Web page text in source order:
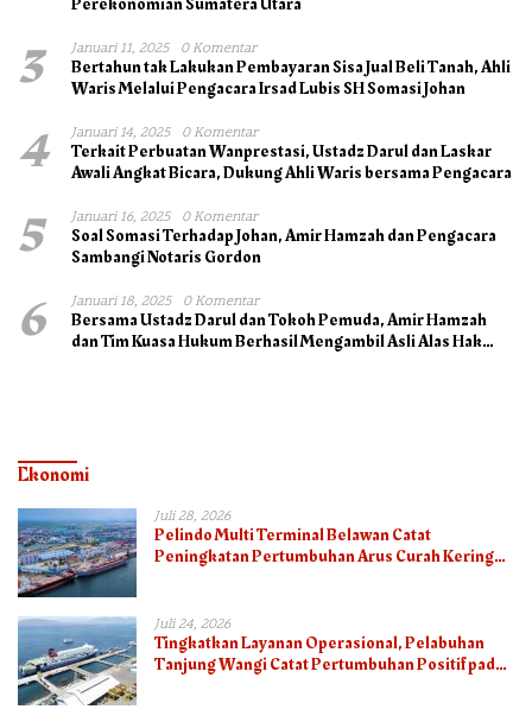
3 Januari 11, 2025 0 Komentar
Bertahun tak Lakukan Pembayaran Sisa Jual Beli Tanah, Ahli
Waris Melalui Pengacara Irsad Lubis SH Somasi Johan
4 Januari 14, 2025 0 Komentar
Terkait Perbuatan Wanprestasi, Ustadz Darul dan Laskar
Awali Angkat Bicara, Dukung Ahli Waris bersama Pengacara
5 Januari 16, 2025 0 Komentar
Soal Somasi Terhadap Johan, Amir Hamzah dan Pengacara
Sambangi Notaris Gordon
6 Januari 18, 2025 0 Komentar
Bersama Ustadz Darul dan Tokoh Pemuda, Amir Hamzah
dan Tim Kuasa Hukum Berhasil Mengambil Asli Alas Hak
Ekonomi
Juli 28, 2026
Pelindo Multi Terminal Belawan Catat
Peningkatan Pertumbuhan Arus Curah Kering
Juli 24, 2026
Tingkatkan Layanan Operasional, Pelabuhan
Tanjung Wangi Catat Pertumbuhan Positif pada